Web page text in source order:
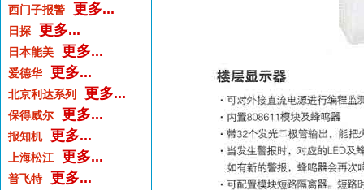
西门子报警 更多...
日探 更多...
日本能美 更多...
爱德华 更多...
北京利达系列 更多...
保得威尔 更多...
报知机 更多...
上海松江 更多...
普飞特 更多...